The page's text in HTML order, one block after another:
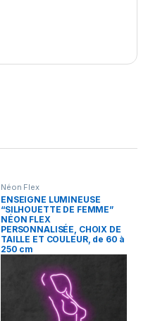
Néon Flex
ENSEIGNE LUMINEUSE
“SILHOUETTE DE FEMME”
NÉON FLEX
PERSONNALISÉE, CHOIX DE
TAILLE ET COULEUR, de 60 à
250 cm